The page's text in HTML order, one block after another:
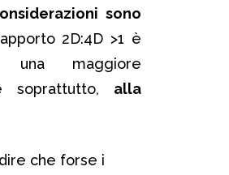
sono
2D:4D >1 è
una maggiore
soprattutto, alla
che forse i